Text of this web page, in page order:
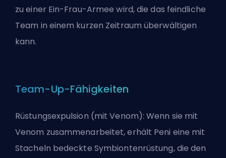
zu einer Ein-Frau-Armee wird, die das feindliche
Team in einem kurzen Zeitraum überwältigen
kann.
Team-Up-Fähigkeiten
Rüstungsexpulsion (mit Venom): Wenn sie mit
Venom zusammenarbeitet, erhält Peni eine mit
Stacheln bedeckte Symbiontenrüstung, die den